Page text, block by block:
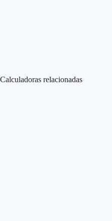
Calculadoras relacionadas